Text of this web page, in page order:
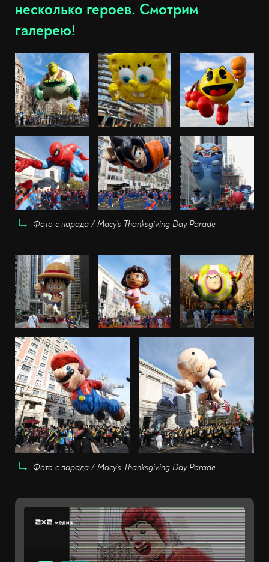
несколько героев. Смотрим
галерею!
Фото с парада / Macy's Thanksgiving Day Parade
Фото с парада / Macy's Thanksgiving Day Parade